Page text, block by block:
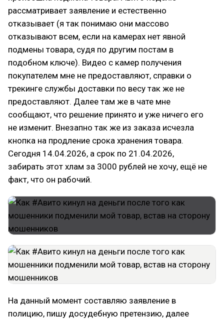
рассматривает заявление и естественно
отказывает (я так понимаю они массово
отказывают всем, если на камерах нет явной
подмены товара, судя по другим постам в
подобном ключе). Видео с камер получения
покупателем мне не предоставляют, справки о
трекинге службы доставки по весу так же не
предоставляют. Далее там же в чате мне
сообщают, что решение принято и уже ничего его
не изменит. Внезапно так же из заказа исчезла
кнопка на продление срока хранения товара.
Сегодня 14.04.2026, а срок по 21.04.2026,
забирать этот хлам за 3000 рублей не хочу, ещё не
факт, что он рабочий.
На данный момент составляю заявление в
полицию, пишу досудебную претензию, далее